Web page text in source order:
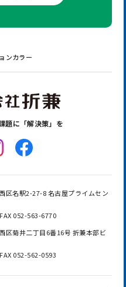
ンカラー
題に「解決策」を
区名駅2-27-8 名古屋プライムセン
052-563-6770
区菊井二丁目6番16号 折兼本部ビ
052-562-0593